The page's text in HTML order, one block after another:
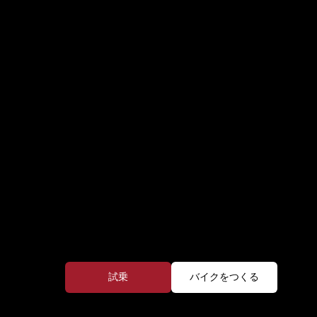
試乗 バイクをつくる